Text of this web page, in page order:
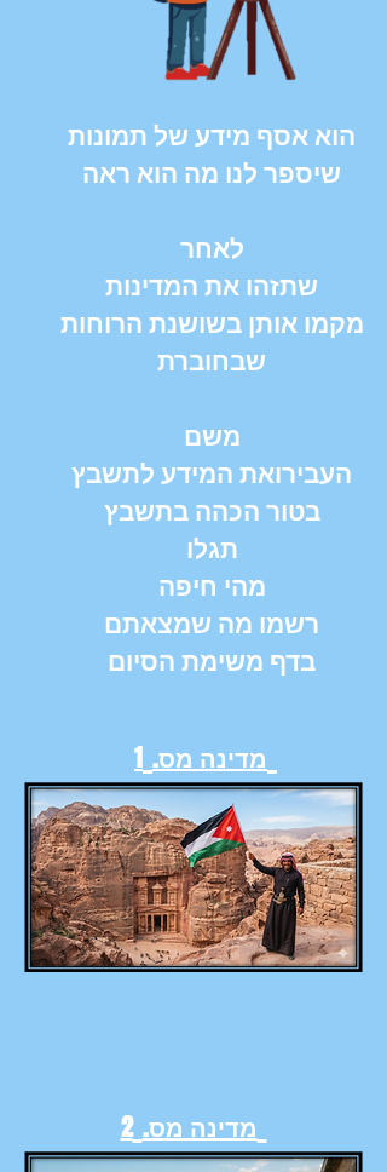
הוא אסף מידע של תמונות
שיספר לנו מה הוא ראה
לאחר
שתזהו את המדינות
מקמו אותן בשושנת הרוחות
שבחוברת
משם
העבירואת המידע לתשבץ
בטור הכהה בתשבץ
תגלו
מהי חיפה
רשמו מה שמצאתם
בדף משימת הסיום
מדינה מס. 1
מדינה מס. 2